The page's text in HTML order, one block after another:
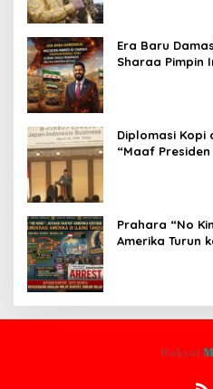
Era Baru
Sharaa Pimpin
Diplomasi Kopi
“Maaf
Prahara “No
Amerika Turun